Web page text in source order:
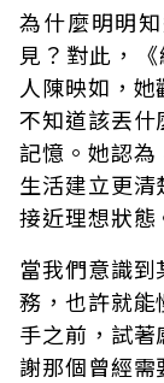
為什麼明明
見？對此，
人陳映如，
不知道該丟
記憶。她認為
生活建立更
接近理想狀態
當我們意識
務，也許就能
手之前，試
謝那個曾經需